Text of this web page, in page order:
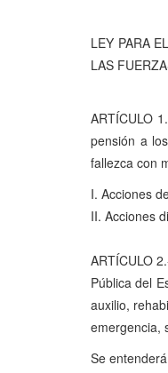
LEY PARA
LAS
ARTÍCULO
pensión a
fallezca con
I. Acciones
II. Acciones
ARTÍCULO
Pública del
auxilio,
emergencia,
Se